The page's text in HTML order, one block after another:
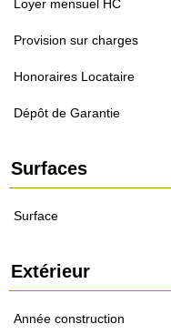
Loyer mensuel HC
Provision sur charges
Honoraires Locataire
Dépôt de Garantie
Surfaces
Surface
Extérieur
Année construction